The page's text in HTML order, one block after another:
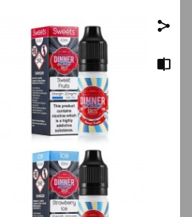
صاف
برای فعال شدن سبد خرید و نمایش
قیمت ، گزینه های محصول را از کادر
بالا انتخاب کنید.
ساعت پیش